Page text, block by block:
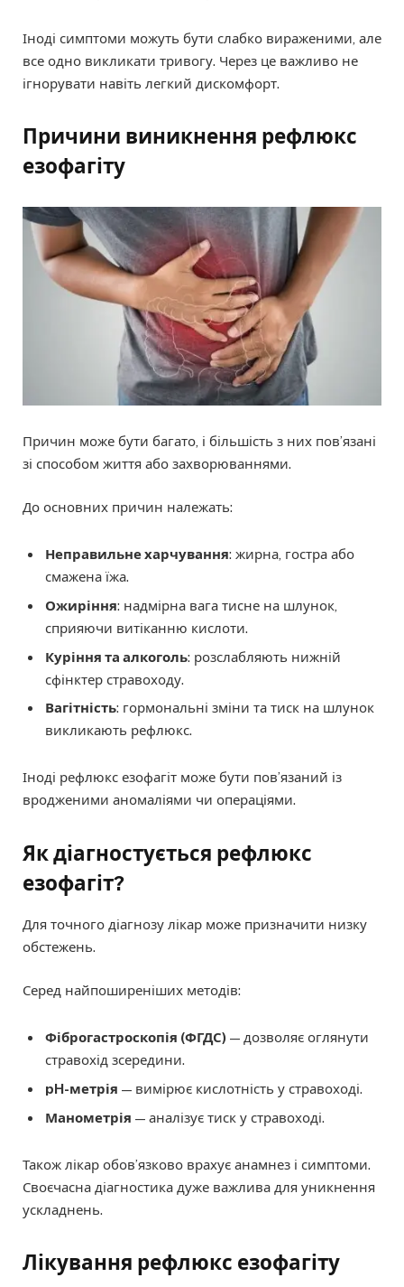
Іноді симптоми можуть бути слабко вираженими, але
все одно викликати тривогу. Через це важливо не
ігнорувати навіть легкий дискомфорт.
Причини виникнення рефлюкс
езофагіту
Причин може бути багато, і більшість з них пов’язані
зі способом життя або захворюваннями.
До основних причин належать:
Неправильне харчування: жирна, гостра або
смажена їжа.
Ожиріння: надмірна вага тисне на шлунок,
сприяючи витіканню кислоти.
Куріння та алкоголь: розслабляють нижній
сфінктер стравоходу.
Вагітність: гормональні зміни та тиск на шлунок
викликають рефлюкс.
Іноді рефлюкс езофагіт може бути пов’язаний із
вродженими аномаліями чи операціями.
Як діагностується рефлюкс
езофагіт?
Для точного діагнозу лікар може призначити низку
обстежень.
Серед найпоширеніших методів:
Фіброгастроскопія (ФГДС) — дозволяє оглянути
стравохід зсередини.
pH-метрія — вимірює кислотність у стравоході.
Манометрія — аналізує тиск у стравоході.
Також лікар обов’язково врахує анамнез і симптоми.
Своєчасна діагностика дуже важлива для уникнення
ускладнень.
Лікування рефлюкс езофагіту